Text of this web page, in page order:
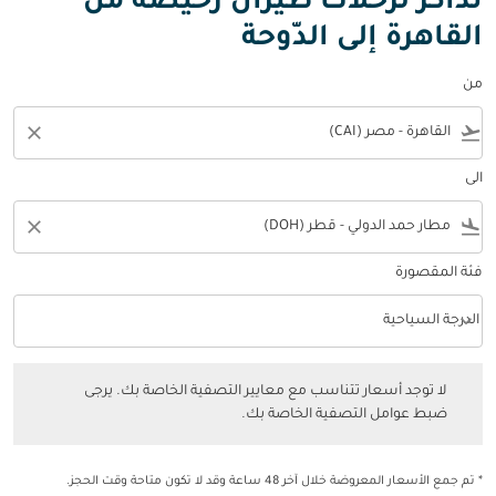
القاهرة إلى الدّوحة
من
flight_takeoff
close
الى
flight_land
close
فئة المقصورة
فئة المقصورة option الدرجة السياحية Selected
الدرجة السياحية
keyboard_arrow_down
لا توجد أسعار تتناسب مع معايير التصفية الخاصة بك. يرجى
ضبط عوامل التصفية الخاصة بك.
* تم جمع الأسعار المعروضة خلال آخر 48 ساعة وقد لا تكون متاحة وقت الحجز.